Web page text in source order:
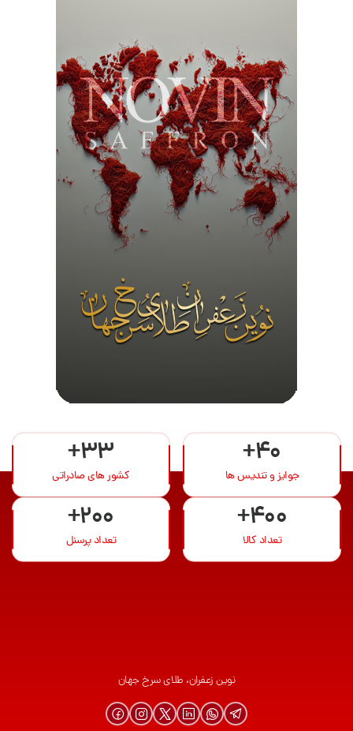
+40
جوایز و تندیس ها
+33
کشور های صادراتی
+400
تعداد کالا
+200
تعداد پرسنل
نوین زعفران، طلای سرخ جهان